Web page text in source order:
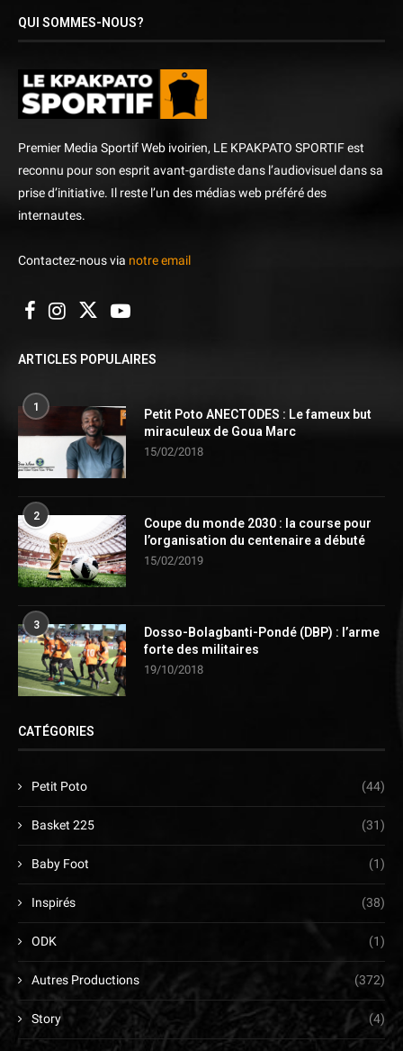
QUI SOMMES-NOUS?
Premier Media Sportif Web ivoirien, LE KPAKPATO SPORTIF est
reconnu pour son esprit avant-gardiste dans l’audiovisuel dans sa
prise d’initiative. Il reste l’un des médias web préféré des
internautes.
Contactez-nous via notre email
ARTICLES POPULAIRES
1
Petit Poto ANECTODES : Le fameux but
miraculeux de Goua Marc
15/02/2018
2
Coupe du monde 2030 : la course pour
l’organisation du centenaire a débuté
15/02/2019
3
Dosso-Bolagbanti-Pondé (DBP) : l’arme
forte des militaires
19/10/2018
CATÉGORIES
Petit Poto (44)
Basket 225 (31)
Baby Foot (1)
Inspirés (38)
ODK (1)
Autres Productions (372)
Story (4)